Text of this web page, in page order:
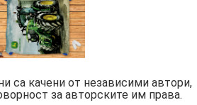
са качени от независими автори,
за авторските им права.